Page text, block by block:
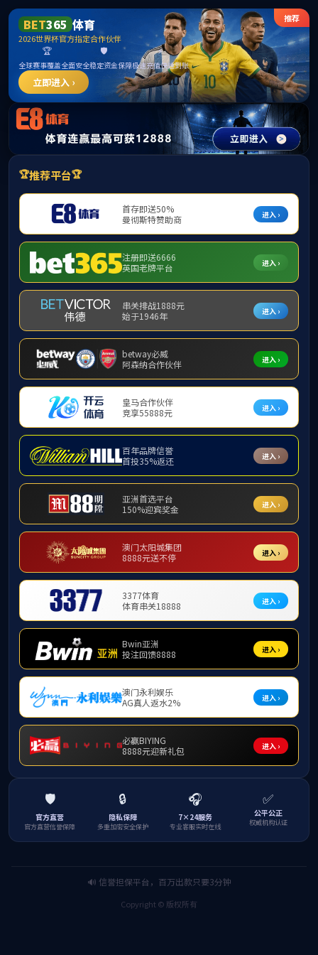
bwin·必赢(3003no1-中国)线
路检测中心|Official website
首 页 学院概况 师资队伍
师资队伍
师资概况
教育管理、专
发布时间：
个人简介